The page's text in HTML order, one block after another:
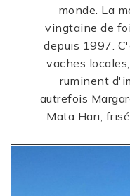
monde. La
vingtaine de
depuis 1997.
vaches
ruminent
autrefois
Mata Hari,